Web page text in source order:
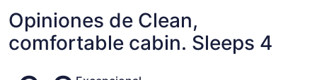
Opiniones de Clean,
comfortable cabin. Sleeps 4
Opiniones